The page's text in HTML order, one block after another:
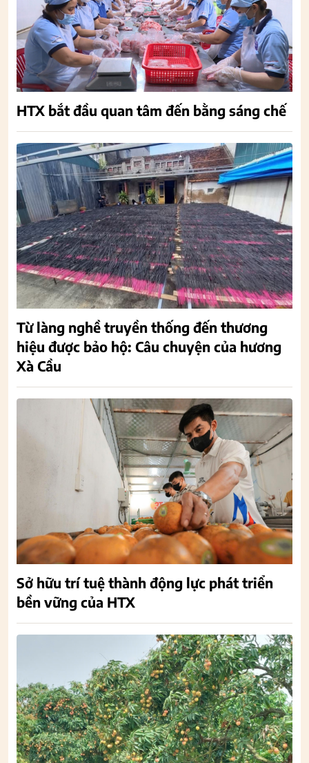
HTX bắt đầu quan tâm đến bằng sáng chế
Từ làng nghề truyền thống đến thương
hiệu được bảo hộ: Câu chuyện của hương
Xà Cầu
Sở hữu trí tuệ thành động lực phát triển
bền vững của HTX